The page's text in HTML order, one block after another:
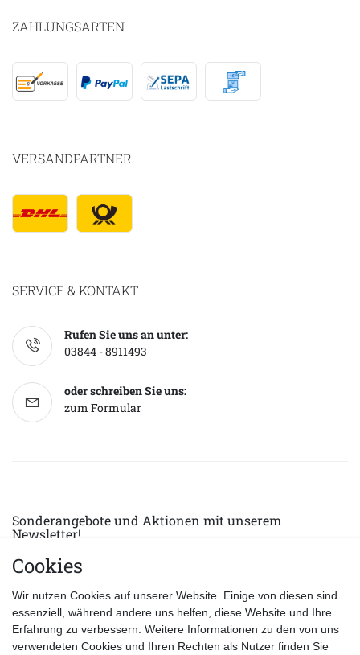
ZAHLUNGSARTEN
VERSANDPARTNER
SERVICE & KONTAKT
Rufen Sie uns an unter:
03844 - 8911493
oder schreiben Sie uns:
zum Formular
Sonderangebote und Aktionen mit unserem
Newsletter!
E-MAIL *
Datenschutzerklärung
Cookies
Wir nutzen Cookies auf unserer Website. Einige von diesen sind
essenziell, während andere uns helfen, diese Website und Ihre
Erfahrung zu verbessern. Weitere Informationen zu den von uns
verwendeten Cookies und Ihren Rechten als Nutzer finden Sie